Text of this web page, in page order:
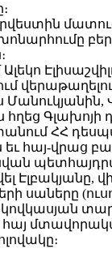
ՀՀ
հայ-վրաց
սաները
կովկասյան